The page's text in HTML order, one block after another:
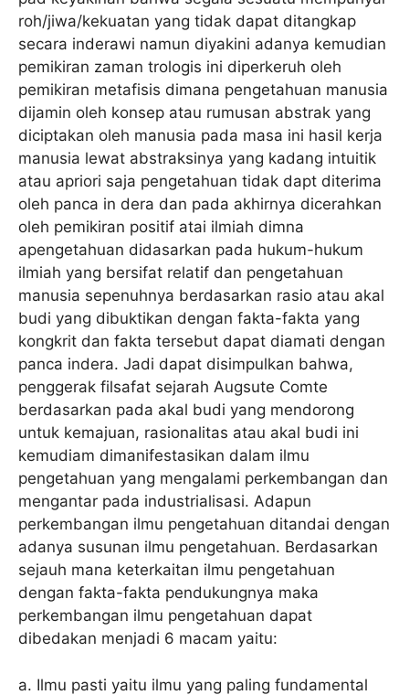
roh/jiwa/kekuatan yang tidak dapat ditangkap
secara inderawi namun diyakini adanya kemudian
pemikiran zaman trologis ini diperkeruh oleh
pemikiran metafisis dimana pengetahuan manusia
dijamin oleh konsep atau rumusan abstrak yang
diciptakan oleh manusia pada masa ini hasil kerja
manusia lewat abstraksinya yang kadang intuitik
atau apriori saja pengetahuan tidak dapt diterima
oleh panca in dera dan pada akhirnya dicerahkan
oleh pemikiran positif atai ilmiah dimna
apengetahuan didasarkan pada hukum-hukum
ilmiah yang bersifat relatif dan pengetahuan
manusia sepenuhnya berdasarkan rasio atau akal
budi yang dibuktikan dengan fakta-fakta yang
kongkrit dan fakta tersebut dapat diamati dengan
panca indera. Jadi dapat disimpulkan bahwa,
penggerak filsafat sejarah Augsute Comte
berdasarkan pada akal budi yang mendorong
untuk kemajuan, rasionalitas atau akal budi ini
kemudiam dimanifestasikan dalam ilmu
pengetahuan yang mengalami perkembangan dan
mengantar pada industrialisasi. Adapun
perkembangan ilmu pengetahuan ditandai dengan
adanya susunan ilmu pengetahuan. Berdasarkan
sejauh mana keterkaitan ilmu pengetahuan
dengan fakta-fakta pendukungnya maka
perkembangan ilmu pengetahuan dapat
dibedakan menjadi 6 macam yaitu:
a. Ilmu pasti yaitu ilmu yang paling fundamental